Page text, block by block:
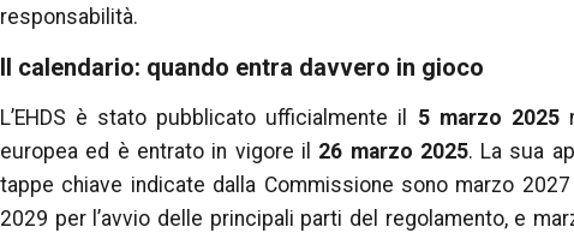
responsabilità.
Il calendario: quando entra davvero in gioco
L’EHDS è stato pubblicato ufficialmente il 5 marzo 2025
europea ed è entrato in vigore il 26 marzo 2025. La sua
tappe chiave indicate dalla Commissione sono marzo
2029 per l’avvio delle principali parti del regolamento, e